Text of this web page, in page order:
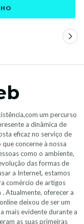
um percurso
a dinâmica de
eficaz no serviço de
concerne à nossa
como o ambiente,
das formas de
a Internet, estamos
comércio de artigos
Atualmente, oferecer a
deixou de ser um
mais evidente durante a
as suas primeiras